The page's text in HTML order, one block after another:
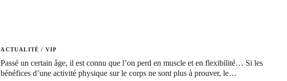
ACTUALITÉ / VIP
Passé un certain âge, il est connu que l’on perd en muscle et en flexibilité… Si les
bénéfices d’une activité physique sur le corps ne sont plus à prouver, le…